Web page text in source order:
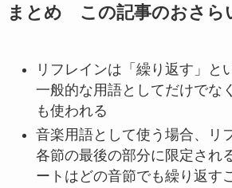
まとめ この記事のおさら
リフレインは「繰り返す」と
一般的な用語としてだけでな
も使われる
音楽用語として使う場合、リ
各節の最後の部分に限定され
ートはどの音節でも繰り返す